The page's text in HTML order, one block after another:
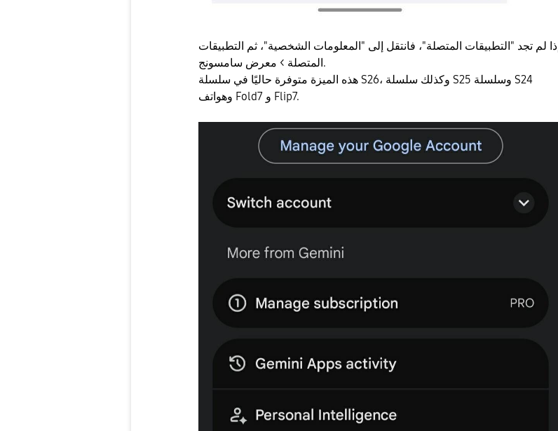
إذا لم تجد "التطبيقات المتصلة"، فانتقل إلى "المعلومات الشخصية"، ثم التطبيقات
المتصلة > معرض سامسونج.
هذه الميزة متوفرة حاليًا في سلسلة S26، وكذلك سلسلة S25 وسلسلة S24
وهواتف Fold7 و Flip7.